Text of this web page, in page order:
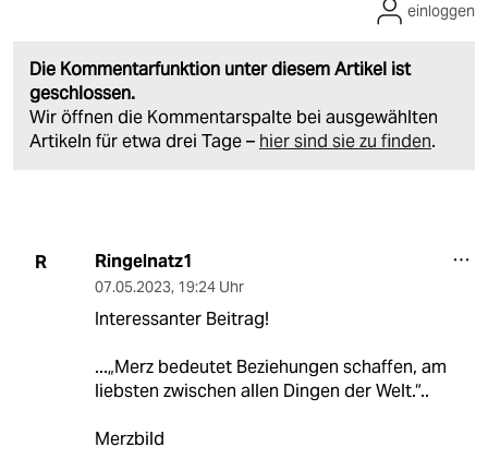
Die Kommentarfunktion unter diesem Artikel ist
geschlossen.
Wir öffnen die Kommentarspalte bei ausgewählten
Artikeln für etwa drei Tage – hier sind sie zu finden.
einloggen
R Ringelnatz1
07.05.2023, 19:24 Uhr
Interessanter Beitrag!
...„Merz bedeutet Beziehungen schaffen, am
liebsten zwischen allen Dingen der Welt.“..
Merzbild